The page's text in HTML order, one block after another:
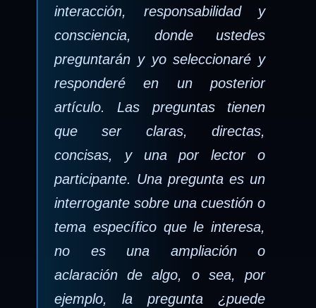
interacción, responsabilidad y
consciencia, donde ustedes
preguntarán y yo seleccionaré y
responderé en un posterior
artículo. Las preguntas tienen
que ser claras, directas,
concisas, y una por lector o
participante. Una pregunta es un
interrogante sobre una cuestión o
tema específico que le interesa,
no es una ampliación o
aclaración de algo, o sea, por
ejemplo, la pregunta ¿puede